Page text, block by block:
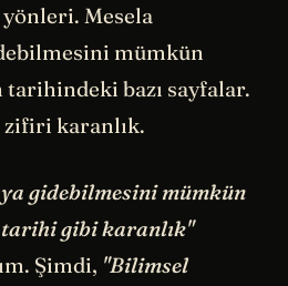
Mesela
mümkün
bazı sayfalar.
zifiri karanlık.
gidebilmesini mümkün
gibi karanlık"
Şimdi, "Bilimsel